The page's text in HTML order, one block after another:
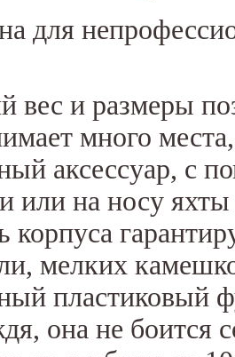
для
вес и размеры
много
аксессуар, с
или на носу
корпуса
мелких
пластиковый
она не боится